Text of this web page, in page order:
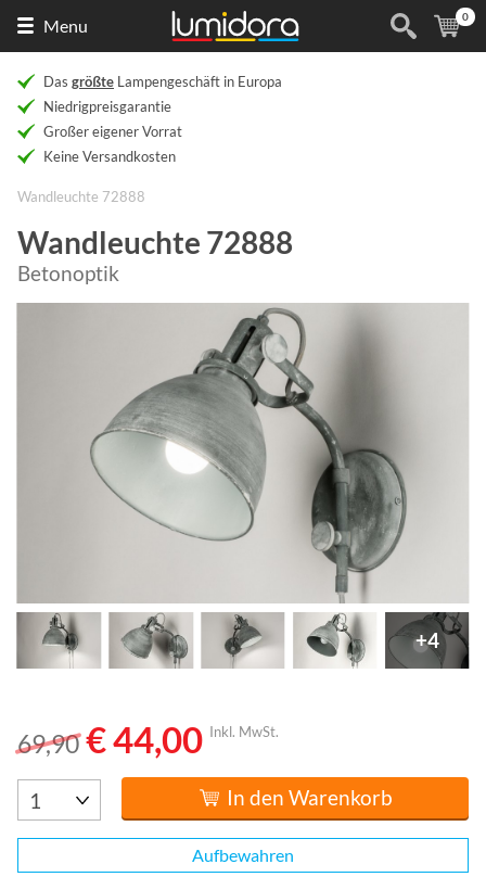
Menu (
0
Das größte Lampengeschäft in Europa
Niedrigpreisgarantie
Großer eigener Vorrat
Keine Versandkosten
Wandleuchte 72888
Wandleuchte 72888
Betonoptik
+4
69,90 € 44,00 Inkl. MwSt.
In den Warenkorb
Aufbewahren